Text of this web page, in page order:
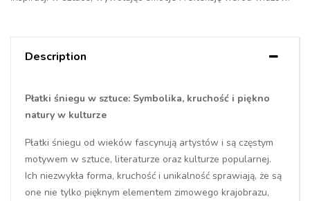
Description
Płatki śniegu w sztuce: Symbolika, kruchość i piękno
natury w kulturze
Płatki śniegu od wieków fascynują artystów i są częstym
motywem w sztuce, literaturze oraz kulturze popularnej.
Ich niezwykła forma, kruchość i unikalność sprawiają, że są
one nie tylko pięknym elementem zimowego krajobrazu,